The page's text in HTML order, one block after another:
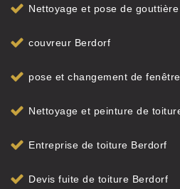
Nettoyage et pose de
couvreur Berdorf
pose et changement de
Nettoyage et peinture de
Entreprise de toiture Berdorf
Devis fuite de toiture Berdorf